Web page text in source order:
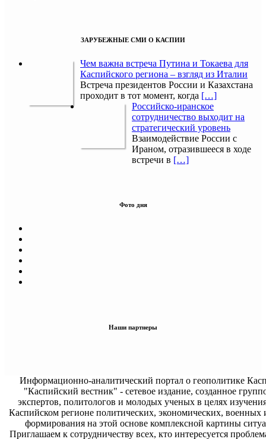
ЗАРУБЕЖНЫЕ СМИ О КАСПИИ
Чем важна встреча Путина и Токаева для
Каспийского региона – взгляд из Италии
Встреча президентов России и Казахстана
проходит в тот момент, когда […]
Российско-иранское
сотрудничество выходит на
стратегический уровень
Взаимодействие России с
Ираном, отразившееся в ходе
встречи в […]
Фото дня
Наши партнеры
Информационно-аналитический портал о геополитике
"Каспийский вестник" - сетевое издание, созданное
экспертов, политологов и молодых ученых в целях
Каспийском регионе политических, экономических, военных
формирования на этой основе комплексной картины
Приглашаем к сотрудничеству всех, кто интересуется